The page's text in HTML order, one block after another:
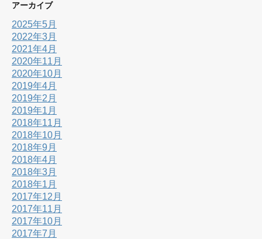
アーカイブ
2025年5月
2022年3月
2021年4月
2020年11月
2020年10月
2019年4月
2019年2月
2019年1月
2018年11月
2018年10月
2018年9月
2018年4月
2018年3月
2018年1月
2017年12月
2017年11月
2017年10月
2017年7月